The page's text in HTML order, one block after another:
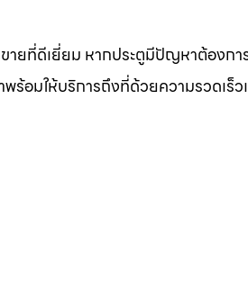
ายที่ดีเยี่ยม หากประตูมีปัญหาต้องกา
พร้อมให้บริการถึงที่ด้วยความรวดเร็ว